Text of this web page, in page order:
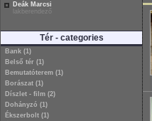
Deák Marcsi
lakberendező
Tér - categories
Bank (1)
Belső tér (1)
Bemutatóterem (1)
Borászat (1)
Díszlet - film (2)
Dohányzó (1)
Ékszerbolt (1)